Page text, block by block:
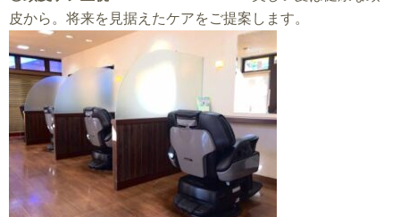
皮から。将来を見据えたケアをご提案します。